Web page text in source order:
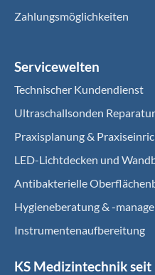
Zahlungsmöglichkeiten
Servicewelten
Technischer Kundendienst
Ultraschallsonden Reparatur
Praxisplanung &
LED-Lichtdecken und
Antibakterielle
Hygieneberatung & -
Instrumentenaufbereitung
KS Medizintechnik seit